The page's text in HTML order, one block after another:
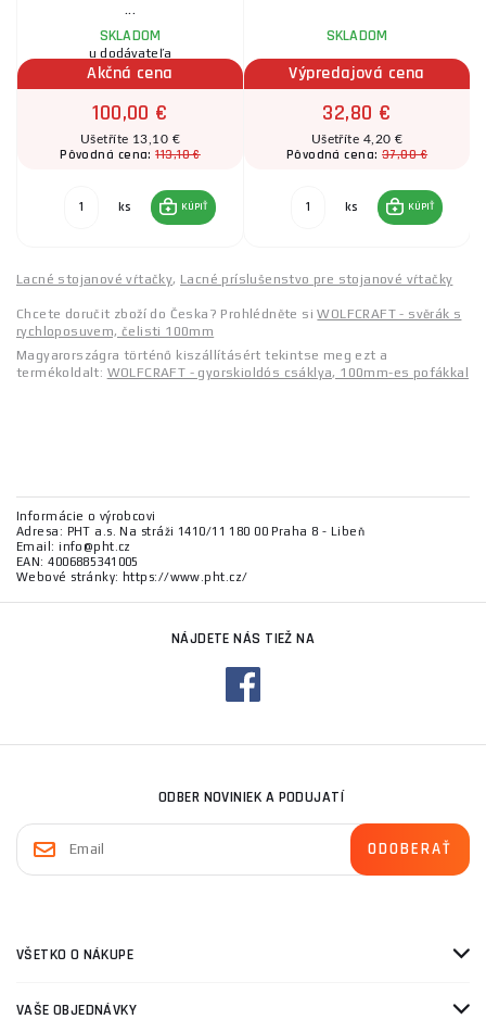
SKLADOM
u dodávateľa
Akčná cena
100,00 €
Ušetříte 13,10 €
Pôvodná cena:113,10 €
ks KÚPIŤ
SKLADOM
Výpredajová cena
32,80 €
Ušetříte 4,20 €
Pôvodná cena:37,00 €
ks KÚPIŤ
Lacné stojanové vŕtačky, Lacné príslušenstvo pre stojanové vŕtačky
Chcete doručit zboží do Česka? Prohlédněte siWOLFCRAFT - svěrák s
rychloposuvem, čelisti 100mm
Magyarországra történő kiszállításért tekintse meg ezt a
termékoldalt: WOLFCRAFT - gyorskioldós csáklya, 100mm-es pofákkal
Informácie o výrobcovi
Adresa: PHT a.s. Na stráži 1410/11 180 00 Praha 8 - Libeň
Email: info@pht.cz
EAN: 4006885341005
Webové stránky: https://www.pht.cz/
NÁJDETE NÁS TIEŽ NA
ODBER NOVINIEK A PODUJATÍ
VŠETKO O NÁKUPE
VAŠE OBJEDNÁVKY